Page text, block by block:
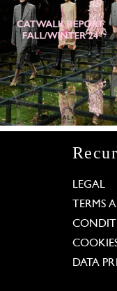
LEGAL
TERMS
DATA